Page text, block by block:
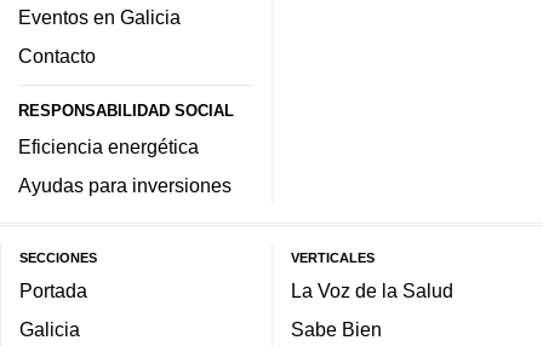
Eventos en Galicia
Contacto
RESPONSABILIDAD SOCIAL
Eficiencia energética
Ayudas para inversiones
SECCIONES
Portada
Galicia
VERTICALES
La Voz de la Salud
Sabe Bien